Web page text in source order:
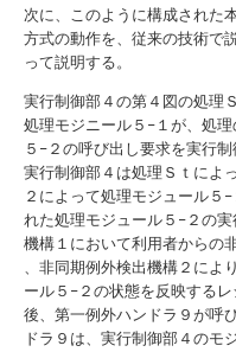
次に、このように構成された
方式の動作を、従来の技術で
って説明する。
実行制御部４の第４図の処理
処理モジニール５−１が、処
５−２の呼び出し要求を実行制
実行制御部４は処理Ｓｔによ
２によって処理モジュール５
れた処理モジュール５−２の
機構１において利用者からの
、非同期例外検出機構２によ
ール５−２の状態を反映する
後、第一例外ハンドラ９が呼
ドラ９は、実行制御部４のモ